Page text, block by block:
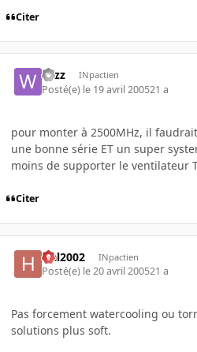
Citer
wizz INpactien
Posté(e) le 19 avril 200521 a
pour monter à 2500MHz, il
une bonne série ET un super
moins de supporter le ventilateur
Citer
Hal2002 INpactien
Posté(e) le 20 avril 200521 a
Pas forcement watercooling ou
solutions plus soft.